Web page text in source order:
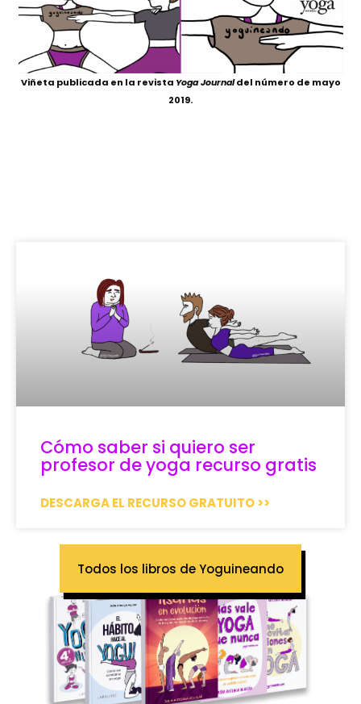
Viñeta publicada en la revista Yoga Journaldel número de mayo
2019.
Cómo saber si quiero ser
profesor de yoga recurso gratis
DESCARGA EL RECURSO GRATUITO >>
Todos los libros de Yoguineando